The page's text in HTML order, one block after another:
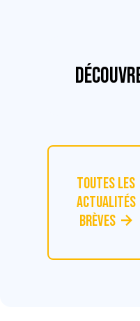
Toutes les
actualités
Brèves